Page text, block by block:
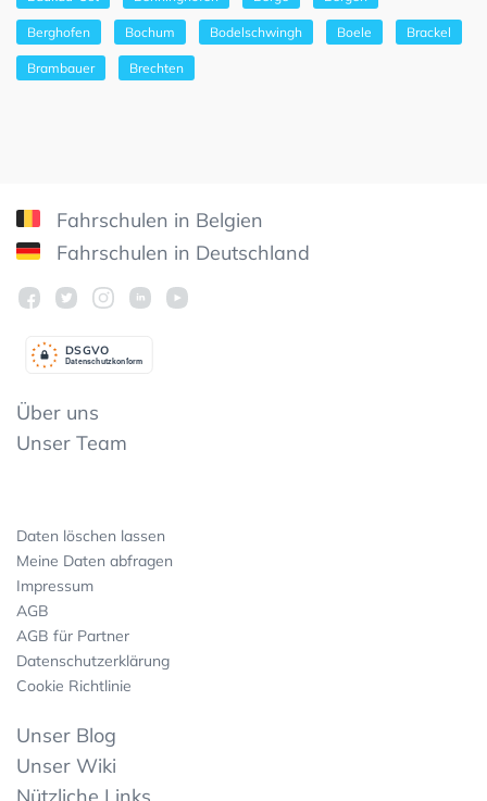
Berghofen Bochum Bodelschwingh Boele Brackel
Brambauer Brechten
Fahrschulen in Belgien
Fahrschulen in Deutschland
Datenschutzkonform
DSGVO
Über uns
Unser Team
Daten löschen lassen
Meine Daten abfragen
Impressum
AGB
AGB für Partner
Datenschutzerklärung
Cookie Richtlinie
Unser Blog
Unser Wiki